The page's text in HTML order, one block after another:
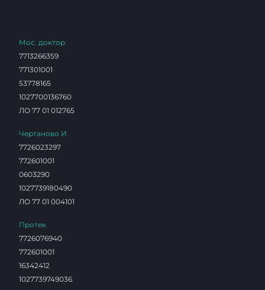
Мос. доктор
7713266359
771301001
53778165
1027700136760
ЛО 77 01 012765
Чертаново И
7726023297
772601001
0603290
1027739180490
ЛО 77 01 004101
Протек
7726076940
772601001
16342412
1027739749036